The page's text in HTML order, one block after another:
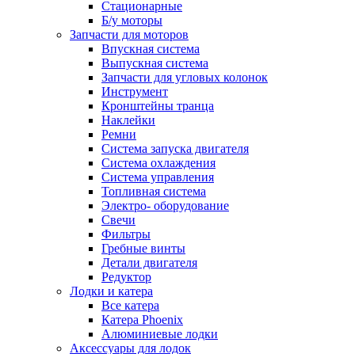
Стационарные
Б/у моторы
Запчасти для моторов
Впускная система
Выпускная система
Запчасти для угловых колонок
Инструмент
Кронштейны транца
Наклейки
Ремни
Система запуска двигателя
Система охлаждения
Система управления
Топливная система
Электро- оборудование
Свечи
Фильтры
Гребные винты
Детали двигателя
Редуктор
Лодки и катера
Все катера
Катера Phoenix
Алюминиевые лодки
Аксессуары для лодок